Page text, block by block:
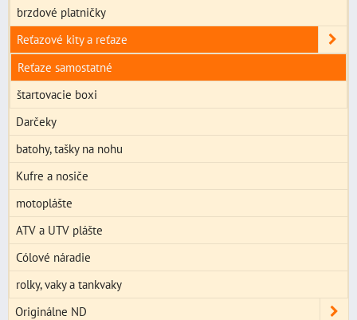
brzdové platničky
Reťazové kity a reťaze
Reťaze samostatné
štartovacie boxi
Darčeky
batohy, tašky na nohu
Kufre a nosiče
motoplášte
ATV a UTV plášte
Cólové náradie
rolky, vaky a tankvaky
Originálne ND